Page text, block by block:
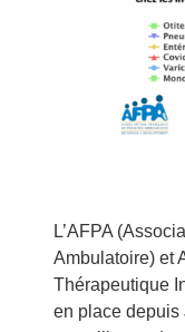
L’AFPA
Ambulatoire) et
Thérapeutique
en place depuis